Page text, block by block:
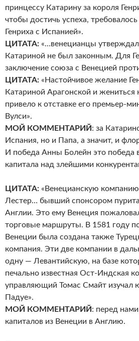
принцессу Катарину за короля
чтобы достичь успеха,
Генриха с Испанией».
ЦИТАТА: «…венецианцы
Катариной не был законным. Для
заключение союза с Венецией
ЦИТАТА: «Настойчивое желание
Катариной Арагонской и жениться
привело к отставке его премьер-
Вулси».
МОЙ КОММЕНТАРИЙ : за
Испания, но и Папа, а значит, и
И победа Анны Болейн это победа
капитала над злейшими
ЦИТАТА: «Венецианскую
Лестер… бывший спонсором
Англии. Это ему Венеция
торговые маршруты. В 1581 году
Венеции была создана также
компания. Эти две компании в
одну — Левантийскую, на базе
печально известная Ост-Индская
управляющий Томас Смайт изучал
Падуе».
МОЙ КОММЕНТАРИЙ : перед
капиталов из Венеции в Англию.